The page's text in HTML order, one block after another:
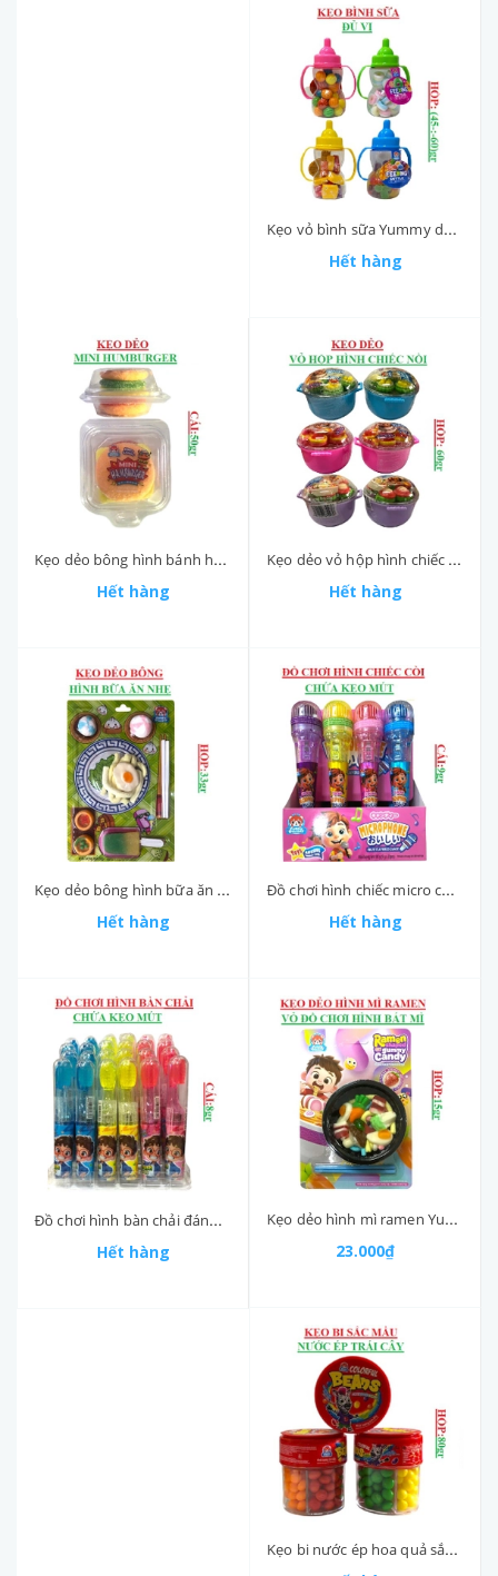
Kẹo vỏ bình sữa Yummy delight hộp (45-:-60)gr
Hết hàng
Kẹo dẻo bông hình bánh humburger nhỏ Yummy delight hộp 50gr
Hết hàng
Kẹo dẻo vỏ hộp hình chiếc nồi Yummy delight hộp 60gr
Hết hàng
Kẹo dẻo bông hình bữa ăn nhẹ Yummy delight hộp 33gr
Hết hàng
Đồ chơi hình chiếc micro chứa kẹo mút microphone Yummy delight cái 9gr
Hết hàng
Đồ chơi hình bàn chải đánh răng chứa kẹo mút toothbrush Yummy delight cái 5.5gr
Hết hàng
Kẹo dẻo hình mì ramen Yummy delight hộp 15gr
23.000₫
Kẹo bi nước ép hoa quả sắc mầu colorfull Yummy delight hộp 80gr